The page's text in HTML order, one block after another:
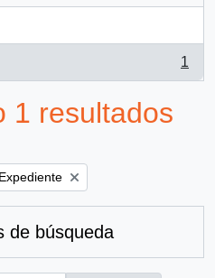
1
1 resultados
Remove filter:
Expediente
de búsqueda